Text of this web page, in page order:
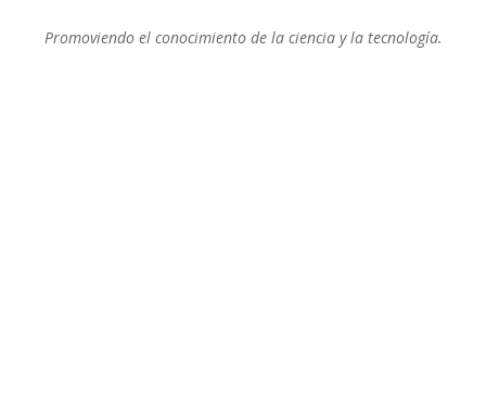
Promoviendo el conocimiento de la ciencia y la tecnología.